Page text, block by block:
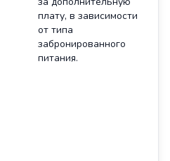
плату, в зависимости
от типа
забронированного
питания.